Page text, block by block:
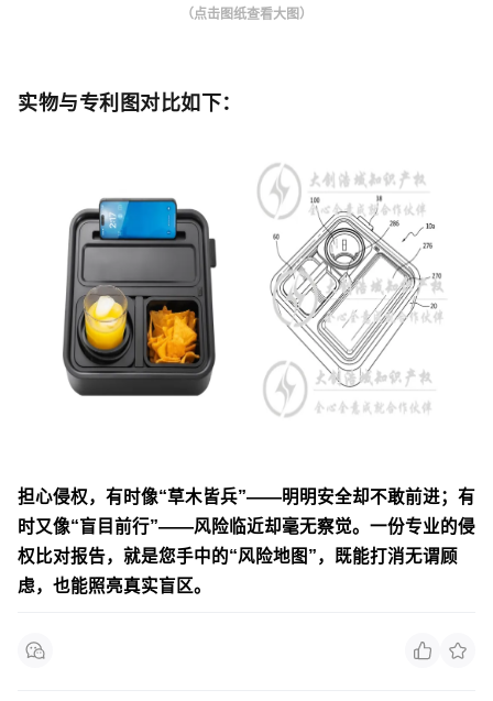
（点击图纸查看大图）
实物与专利图对比如下：
担心侵权，有时像“草木皆兵”——明明安全却不敢前进；有
时又像“盲目前行”——风险临近却毫无察觉。一份专业的侵
权比对报告，就是您手中的“风险地图”，既能打消无谓顾
虑，也能照亮真实盲区。